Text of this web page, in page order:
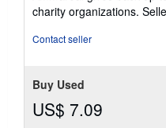
charity organizations.
Contact seller
Buy Used
US$ 7.09